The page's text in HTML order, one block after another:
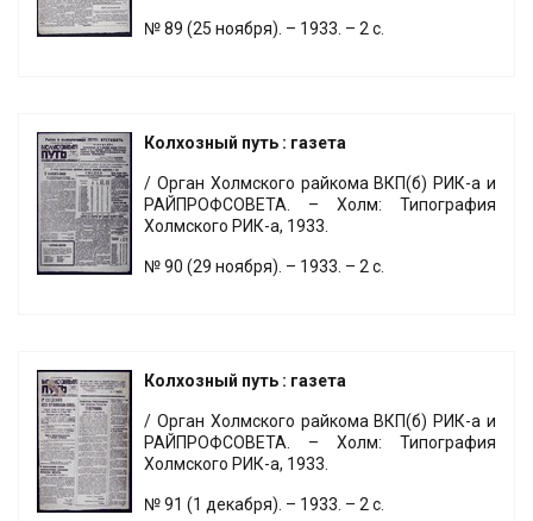
№ 89 (25 ноября). – 1933. – 2 с.
Колхозный путь : газета
/ Орган Холмского райкома ВКП(б) РИК-а и
РАЙПРОФСОВЕТА. – Холм: Типография
Холмского РИК-а, 1933.
№ 90 (29 ноября). – 1933. – 2 с.
Колхозный путь : газета
/ Орган Холмского райкома ВКП(б) РИК-а и
РАЙПРОФСОВЕТА. – Холм: Типография
Холмского РИК-а, 1933.
№ 91 (1 декабря). – 1933. – 2 с.